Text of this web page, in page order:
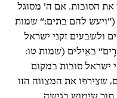
הסוכות. אם ה' מסוגל
(”ויעש להם בתים;“ שמות
ולשבעים זקני ישראל
באֵילים (שמות טו:
ישראל סוכות במקום
שצירפו את המצווה הזו